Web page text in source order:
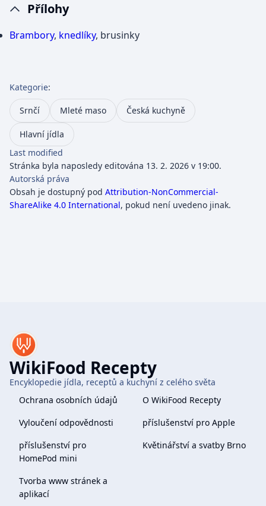
Přílohy
Brambory, knedlíky, brusinky
Kategorie:
Srnčí Mleté maso Česká kuchyně
Hlavní jídla
Last modified
Stránka byla naposledy editována 13. 2. 2026 v 19:00.
Autorská práva
Obsah je dostupný pod Attribution-NonCommercial-
ShareAlike 4.0 International, pokud není uvedeno jinak.
WikiFood Recepty
Encyklopedie jídla, receptů a kuchyní z celého světa
Ochrana osobních údajů
O WikiFood Recepty
Vyloučení odpovědnosti
příslušenství pro Apple
příslušenství pro
HomePod mini
Květinářství a svatby Brno
Tvorba www stránek a
aplikací